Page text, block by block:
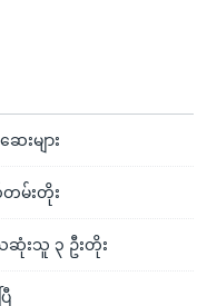
းများ
မ်းတိုး
ဆုံးသူ ၃ ဦးတိုး